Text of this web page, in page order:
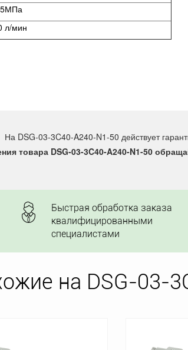
л/мин
На DSG-03-3C40-A240-N1-50 действует
товара DSG-03-3C40-A240-N1-50
Быстрая обработка заказа
квалифицированными
специалистами
на DSG-03-